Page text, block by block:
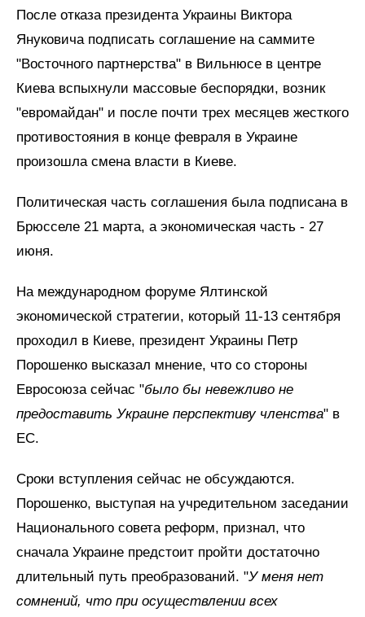
После отказа президента Украины Виктора
Януковича подписать соглашение на саммите
"Восточного партнерства" в Вильнюсе в центре
Киева вспыхнули массовые беспорядки, возник
"евромайдан" и после почти трех месяцев жесткого
противостояния в конце февраля в Украине
произошла смена власти в Киеве.
Политическая часть соглашения была подписана в
Брюсселе 21 марта, а экономическая часть - 27
июня.
На международном форуме Ялтинской
экономической стратегии, который 11-13 сентября
проходил в Киеве, президент Украины Петр
Порошенко высказал мнение, что со стороны
Евросоюза сейчас "было бы невежливо не
предоставить Украине перспективу членства" в
ЕС.
Сроки вступления сейчас не обсуждаются.
Порошенко, выступая на учредительном заседании
Национального совета реформ, признал, что
сначала Украине предстоит пройти достаточно
длительный путь преобразований. "У меня нет
сомнений, что при осуществлении всех